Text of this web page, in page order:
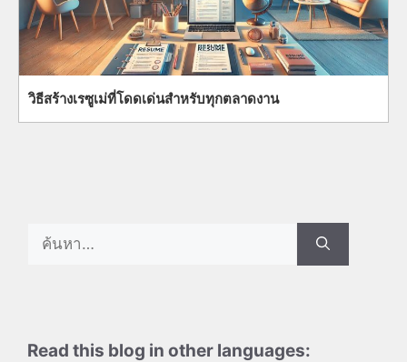
วิธีสร้างเรซูเม่ที่โดดเด่นสำหรับทุกตลาดงาน
Search
for:
Read this blog in other languages: